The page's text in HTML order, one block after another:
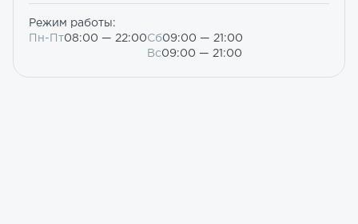
Режим работы:
Пн-Пт08:00 — 22:00Сб09:00 — 21:00
Вс09:00 — 21:00